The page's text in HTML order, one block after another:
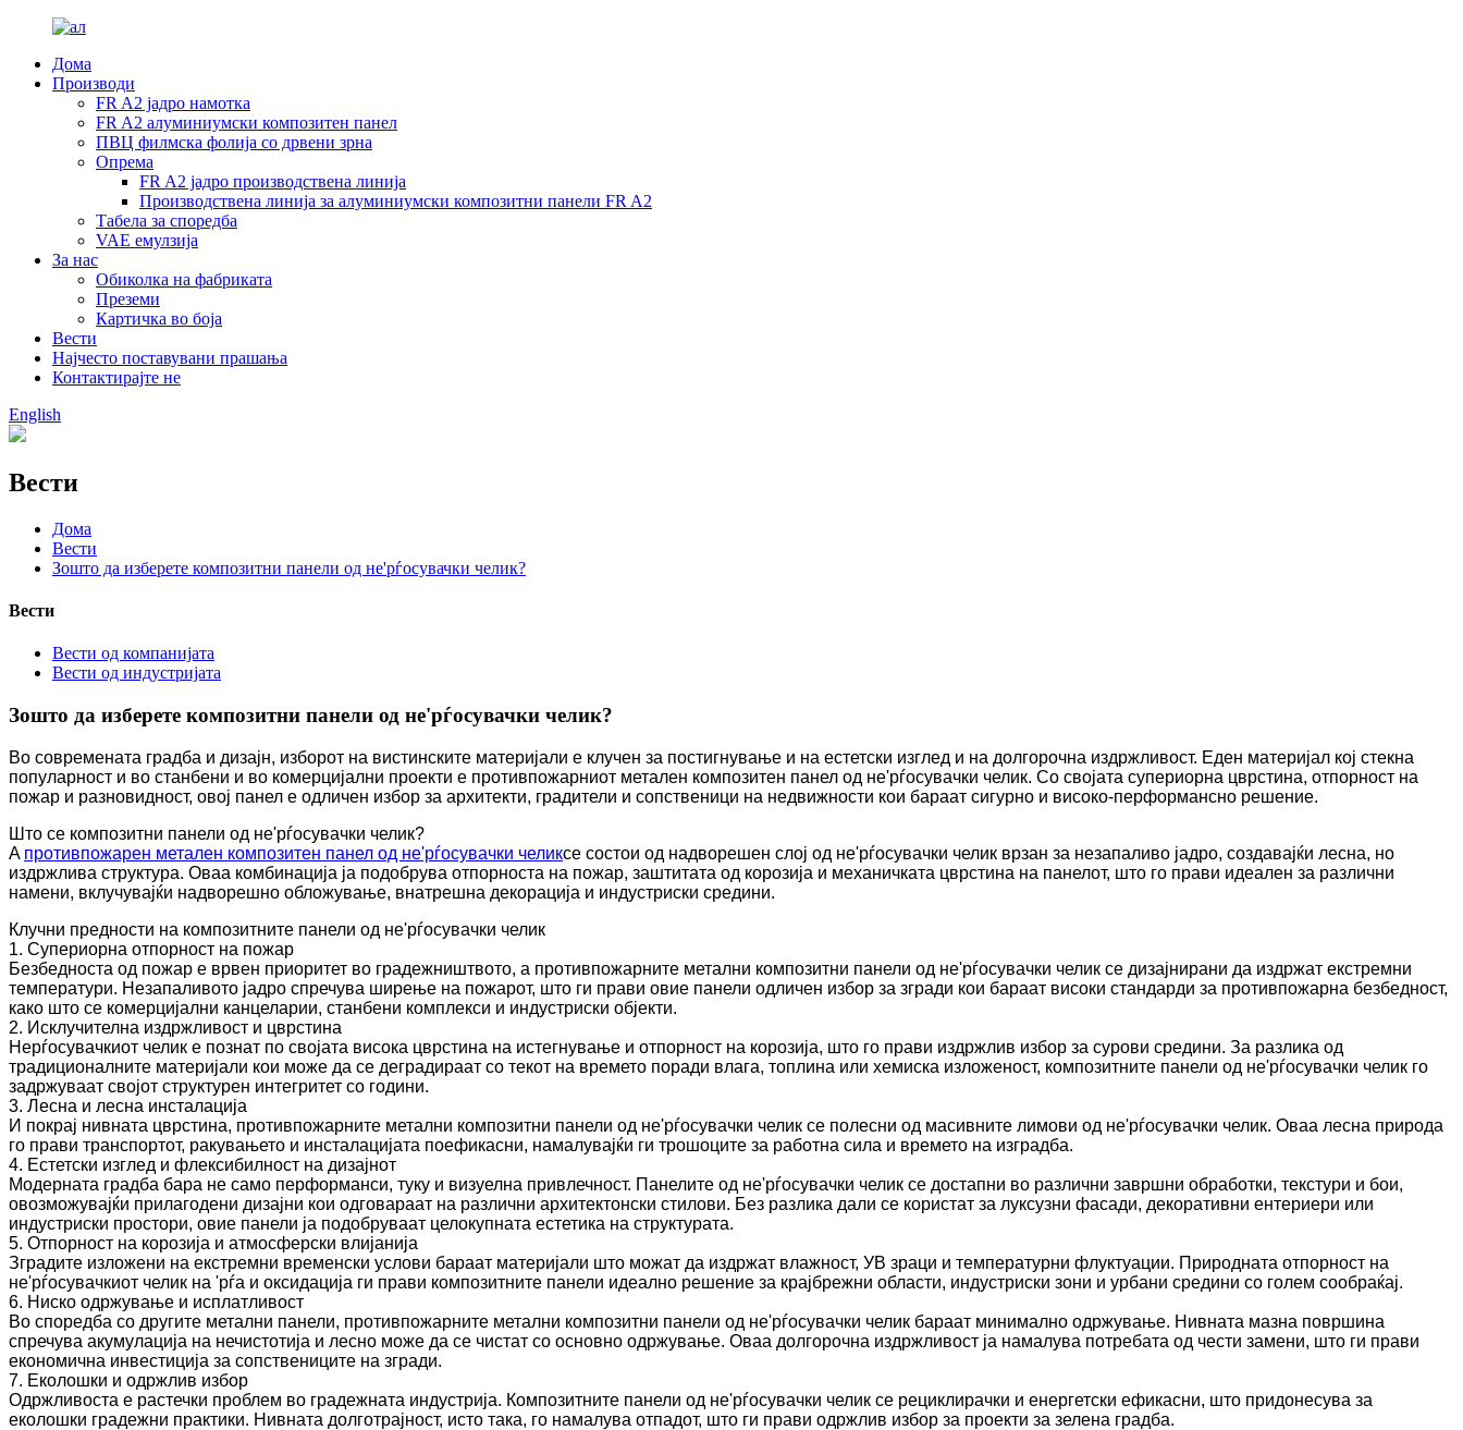
Дома
Производи
FR A2 јадро намотка
FR A2 алуминиумски композитен панел
ПВЦ филмска фолија со дрвени зрна
Опрема
FR A2 јадро производствена линија
Производствена линија за алуминиумски композитни панели FR A2
Табела за споредба
VAE емулзија
За нас
Обиколка на фабриката
Преземи
Картичка во боја
Вести
Најчесто поставувани прашања
Контактирајте не
English
Вести
Дома
Вести
Зошто да изберете композитни панели од не'рѓосувачки челик?
Вести
Вести од компанијата
Вести од индустријата
Зошто да изберете композитни панели од не'рѓосувачки челик?
Во современата градба и дизајн, изборот на вистинските материјали е клучен за постигнување и на естетски изглед и на долгорочна издржливост. Еден материјал кој стекна
популарност и во станбени и во комерцијални проекти е противпожарниот метален композитен панел од не'рѓосувачки челик. Со својата супериорна цврстина, отпорност на
пожар и разновидност, овој панел е одличен избор за архитекти, градители и сопственици на недвижности кои бараат сигурно и високо-перформансно решение.
Што се композитни панели од не'рѓосувачки челик?
A противпожарен метален композитен панел од не'рѓосувачки челиксе состои од надворешен слој од не'рѓосувачки челик врзан за незапаливо јадро, создавајќи лесна, но
издржлива структура. Оваа комбинација ја подобрува отпорноста на пожар, заштитата од корозија и механичката цврстина на панелот, што го прави идеален за различни
намени, вклучувајќи надворешно обложување, внатрешна декорација и индустриски средини.
Клучни предности на композитните панели од не'рѓосувачки челик
1. Супериорна отпорност на пожар
Безбедноста од пожар е врвен приоритет во градежништвото, а противпожарните метални композитни панели од не'рѓосувачки челик се дизајнирани да издржат екстремни
температури. Незапаливото јадро спречува ширење на пожарот, што ги прави овие панели одличен избор за згради кои бараат високи стандарди за противпожарна безбедност,
како што се комерцијални канцеларии, станбени комплекси и индустриски објекти.
2. Исклучителна издржливост и цврстина
Нерѓосувачкиот челик е познат по својата висока цврстина на истегнување и отпорност на корозија, што го прави издржлив избор за сурови средини. За разлика од
традиционалните материјали кои може да се деградираат со текот на времето поради влага, топлина или хемиска изложеност, композитните панели од не'рѓосувачки челик го
задржуваат својот структурен интегритет со години.
3. Лесна и лесна инсталација
И покрај нивната цврстина, противпожарните метални композитни панели од не'рѓосувачки челик се полесни од масивните лимови од не'рѓосувачки челик. Оваа лесна природа
го прави транспортот, ракувањето и инсталацијата поефикасни, намалувајќи ги трошоците за работна сила и времето на изградба.
4. Естетски изглед и флексибилност на дизајнот
Модерната градба бара не само перформанси, туку и визуелна привлечност. Панелите од не'рѓосувачки челик се достапни во различни завршни обработки, текстури и бои,
овозможувајќи прилагодени дизајни кои одговараат на различни архитектонски стилови. Без разлика дали се користат за луксузни фасади, декоративни ентериери или
индустриски простори, овие панели ја подобруваат целокупната естетика на структурата.
5. Отпорност на корозија и атмосферски влијанија
Зградите изложени на екстремни временски услови бараат материјали што можат да издржат влажност, УВ зраци и температурни флуктуации. Природната отпорност на
не'рѓосувачкиот челик на 'рѓа и оксидација ги прави композитните панели идеално решение за крајбрежни области, индустриски зони и урбани средини со голем сообраќај.
6. Ниско одржување и исплатливост
Во споредба со другите метални панели, противпожарните метални композитни панели од не'рѓосувачки челик бараат минимално одржување. Нивната мазна површина
спречува акумулација на нечистотија и лесно може да се чистат со основно одржување. Оваа долгорочна издржливост ја намалува потребата од чести замени, што ги прави
економична инвестиција за сопствениците на згради.
7. Еколошки и одржлив избор
Одржливоста е растечки проблем во градежната индустрија. Композитните панели од не'рѓосувачки челик се рециклирачки и енергетски ефикасни, што придонесува за
еколошки градежни практики. Нивната долготрајност, исто така, го намалува отпадот, што ги прави одржлив избор за проекти за зелена градба.